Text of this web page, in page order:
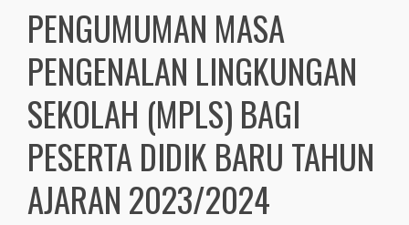
PENGUMUMAN MASA
PENGENALAN LINGKUNGAN
SEKOLAH (MPLS) BAGI
PESERTA DIDIK BARU TAHUN
AJARAN 2023/2024